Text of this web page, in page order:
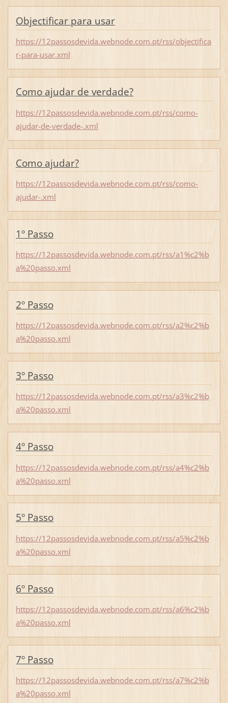
Objectificar para usar
https://12passosdevida.webnode.com.pt/rss/objectifica
r-para-usar.xml
Como ajudar de verdade?
https://12passosdevida.webnode.com.pt/rss/como-
ajudar-de-verdade-.xml
Como ajudar?
https://12passosdevida.webnode.com.pt/rss/como-
ajudar-.xml
1º Passo
https://12passosdevida.webnode.com.pt/rss/a1%c2%b
a%20passo.xml
2º Passo
https://12passosdevida.webnode.com.pt/rss/a2%c2%b
a%20passo.xml
3º Passo
https://12passosdevida.webnode.com.pt/rss/a3%c2%b
a%20passo.xml
4º Passo
https://12passosdevida.webnode.com.pt/rss/a4%c2%b
a%20passo.xml
5º Passo
https://12passosdevida.webnode.com.pt/rss/a5%c2%b
a%20passo.xml
6º Passo
https://12passosdevida.webnode.com.pt/rss/a6%c2%b
a%20passo.xml
7º Passo
https://12passosdevida.webnode.com.pt/rss/a7%c2%b
a%20passo.xml